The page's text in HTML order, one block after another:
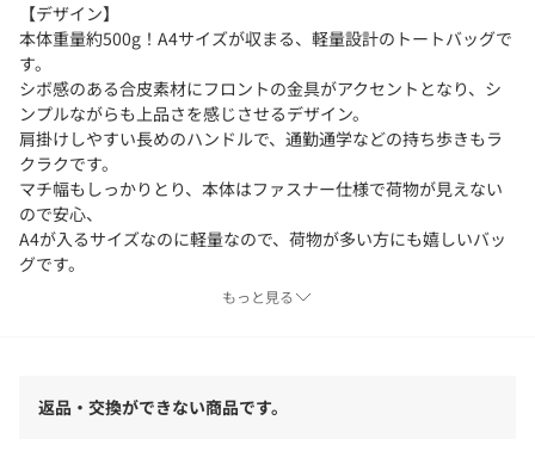
【デザイン】
本体重量約500g！A4サイズが収まる、軽量設計のトートバッグで
す。
シボ感のある合皮素材にフロントの金具がアクセントとなり、シ
ンプルながらも上品さを感じさせるデザイン。
肩掛けしやすい長めのハンドルで、通勤通学などの持ち歩きもラ
クラクです。
マチ幅もしっかりとり、本体はファスナー仕様で荷物が見えない
ので安心、
A4が入るサイズなのに軽量なので、荷物が多い方にも嬉しいバッ
グです。
忙しい毎日に寄り添うトートです。
もっと見る
返品・交換ができない商品です。